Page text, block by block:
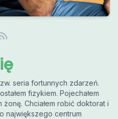
seria fortunnych zdarzeń.
fizykiem. Pojechałem
Chciałem robić doktorat i
największego centrum